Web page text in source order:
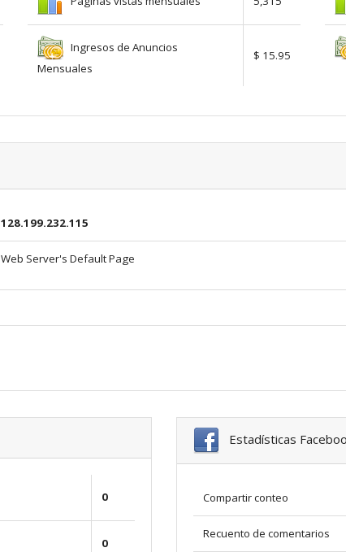
Ingresos de Anuncios
Mensuales
$ 15.95
128.199.232.115
Web Server's Default Page
0
0
Estadísticas
Compartir conteo
Recuento de comentarios